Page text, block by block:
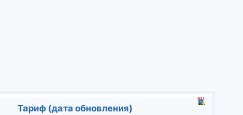
Тариф (дата обновления)